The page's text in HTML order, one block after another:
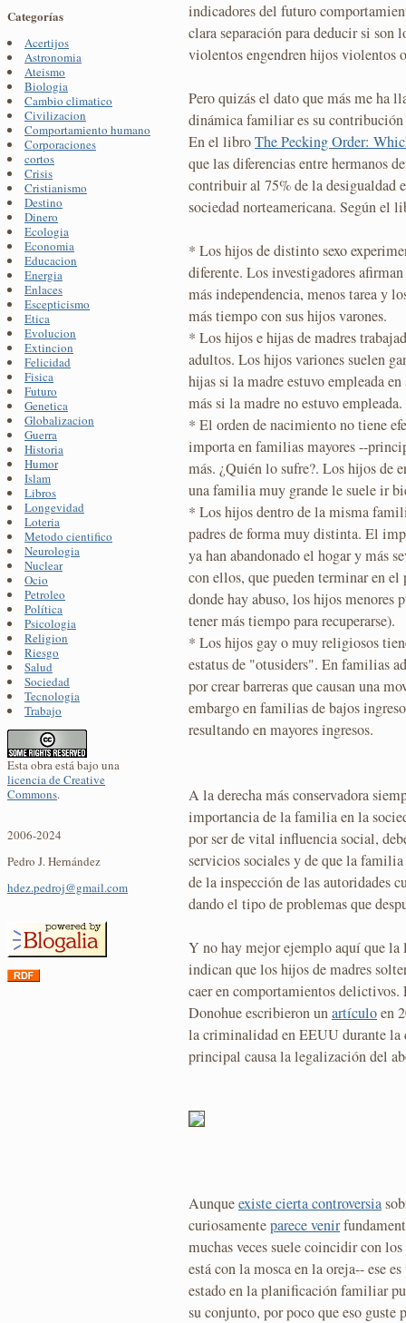
Categorías
Acertijos
Astronomia
Ateismo
Biologia
Cambio climatico
Civilizacion
Comportamiento humano
Corporaciones
cortos
Crisis
Cristianismo
Destino
Dinero
Ecologia
Economia
Educacion
Energia
Enlaces
Escepticismo
Etica
Evolucion
Extincion
Felicidad
Fisica
Futuro
Genetica
Globalizacion
Guerra
Historia
Humor
Islam
Libros
Longevidad
Loteria
Metodo cientifico
Neurologia
Nuclear
Ocio
Petroleo
Política
Psicologia
Religion
Riesgo
Salud
Sociedad
Tecnologia
Trabajo
Esta obra está bajo una
licencia de Creative
Commons.
2006-2024
Pedro J. Hernández
hdez.pedroj@gmail.com
indicadores del futuro
clara separación para deducir si son
violentos engendren hijos violentos
Pero quizás el dato que más me ha
dinámica familiar es su
En el libroThe Pecking Order:
que las diferencias entre hermanos
contribuir al 75% de la desigualdad
sociedad norteamericana. Según el
* Los hijos de distinto sexo
diferente. Los investigadores
más independencia, menos tarea y
más tiempo con sus hijos varones.
* Los hijos e hijas de madres
adultos. Los hijos variones suelen
hijas si la madre estuvo empleada
más si la madre no estuvo empleada.
* El orden de nacimiento no tiene
importa en familias mayores --
más. ¿Quién lo sufre?. Los hijos de
una familia muy grande le suele ir
* Los hijos dentro de la misma
padres de forma muy distinta. El
ya han abandonado el hogar y más
con ellos, que pueden terminar en
donde hay abuso, los hijos menores
tener más tiempo para recuperarse).
* Los hijos gay o muy religiosos
estatus de "otusiders". En familias
por crear barreras que causan una
embargo en familias de bajos
resultando en mayores ingresos.
A la derecha más conservadora
importancia de la familia en la
por ser de vital influencia social,
servicios sociales y de que la
de la inspección de las autoridades
dando el tipo de problemas que
Y no hay mejor ejemplo aquí que
indican que los hijos de madres
caer en comportamientos
Donohue escribieron unartículoen
la criminalidad en EEUU durante la
principal causa la legalización del
Aunqueexiste cierta controversia
curiosamenteparece venir
muchas veces suele coincidir con
está con la mosca en la oreja-- ese
estado en la planificación familiar
su conjunto, por poco que eso